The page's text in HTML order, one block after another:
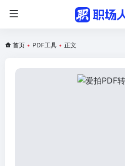
首页 • PDF工具 • 正文